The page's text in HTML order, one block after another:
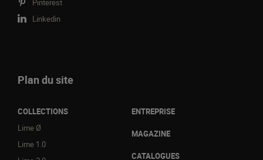
Pinterest
Linkedin
Plan du site
COLLECTIONS
Lime Ø
Lime 1.0
ENTREPRISE
MAGAZINE
CATALOGUES